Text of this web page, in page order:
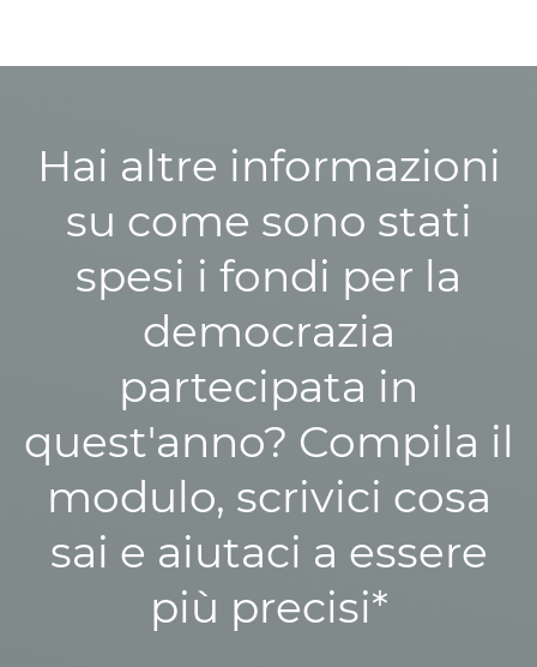
Hai altre informazioni
su come sono stati
spesi i fondi per la
democrazia
partecipata in
quest'anno? Compila il
modulo, scrivici cosa
sai e aiutaci a essere
più precisi*